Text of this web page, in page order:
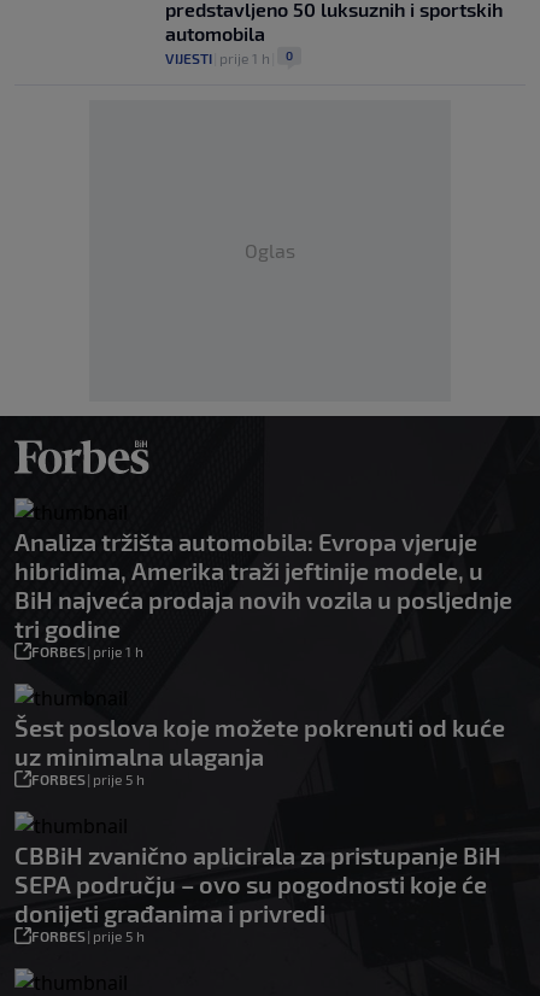
predstavljeno 50 luksuznih i sportskih
automobila
VIJESTI prije 1 h 0
Oglas
Analiza tržišta automobila: Evropa vjeruje
hibridima, Amerika traži jeftinije modele, u
BiH najveća prodaja novih vozila u posljednje
tri godine
FORBES| prije 1 h
Šest poslova koje možete pokrenuti od kuće
uz minimalna ulaganja
FORBES| prije 5 h
CBBiH zvanično aplicirala za pristupanje BiH
SEPA području – ovo su pogodnosti koje će
donijeti građanima i privredi
FORBES| prije 5 h